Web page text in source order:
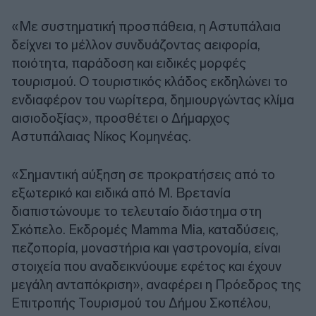
​«Με συστηματική προσπάθεια, η Αστυπάλαια
δείχνει το μέλλον συνδυάζοντας αειφορία,
ποιότητα, παράδοση και ειδικές μορφές
τουρισμού. Ο τουριστικός κλάδος εκδηλώνει το
ενδιαφέρον του νωρίτερα, δημιουργώντας κλίμα
αισιοδοξίας», προσθέτει ο Δήμαρχος
Αστυπάλαιας Νίκος Κομηνέας.
«Σημαντική αύξηση σε προκρατήσεις από το
εξωτερικό και ειδικά από Μ. Βρετανία
διαπιστώνουμε το τελευταίο διάστημα στη
Σκόπελο. Εκδρομές Mamma Mia, καταδύσεις,
πεζοπορία, μοναστήρια και γαστρονομία, είναι
στοιχεία που αναδεικνύουμε εφέτος και έχουν
μεγάλη ανταπόκριση», αναφέρει η Πρόεδρος της
Επιτροπής Τουρισμού του Δήμου Σκοπέλου,